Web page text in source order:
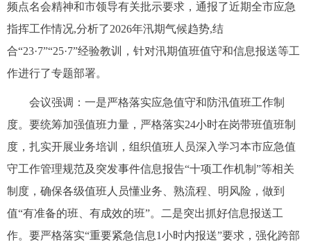
频点名会精神和市领导有关批示要求，通报了近期全市应急
指挥工作情况,分析了2026年汛期气候趋势,结
合“23·7”“25·7”经验教训，针对汛期值班值守和信息报送等工
作进行了专题部署。
会议强调：一是严格落实应急值守和防汛值班工作制
度。要统筹加强值班力量，严格落实24小时在岗带班值班制
度，扎实开展业务培训，组织值班人员深入学习本市应急值
守工作管理规范及突发事件信息报告“十项工作机制”等相关
制度，确保各级值班人员懂业务、熟流程、明风险，做到
值“有准备的班、有成效的班”。二是突出抓好信息报送工
作。要严格落实“重要紧急信息1小时内报送”要求，强化跨部